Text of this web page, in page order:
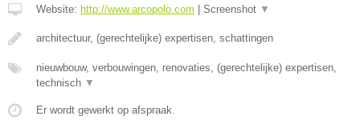
Website: http://www.arcopolo.com Screenshot ▼
architectuur, (gerechtelijke) expertisen, schattingen
nieuwbouw, verbouwingen, renovaties, (gerechtelijke) expertisen,
technisch ▼
Er wordt gewerkt op afspraak.